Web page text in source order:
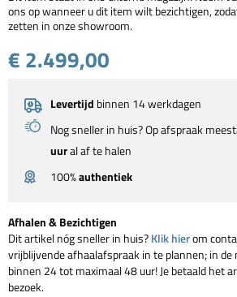
ons op wanneer u dit item wilt bezichtigen,
zetten in onze showroom.
€ 2.499,00
Levertijd binnen 14 werkdagen
Nog sneller in huis? Op afspraak
uural af te halen
100%authentiek
Afhalen & Bezichtigen
Dit artikel nóg sneller in huis?Klik hierom
vrijblijvende afhaalafspraak in te plannen; in
binnen 24 tot maximaal 48 uur! Je betaald het
bezoek.